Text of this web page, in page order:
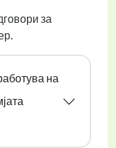
за
на